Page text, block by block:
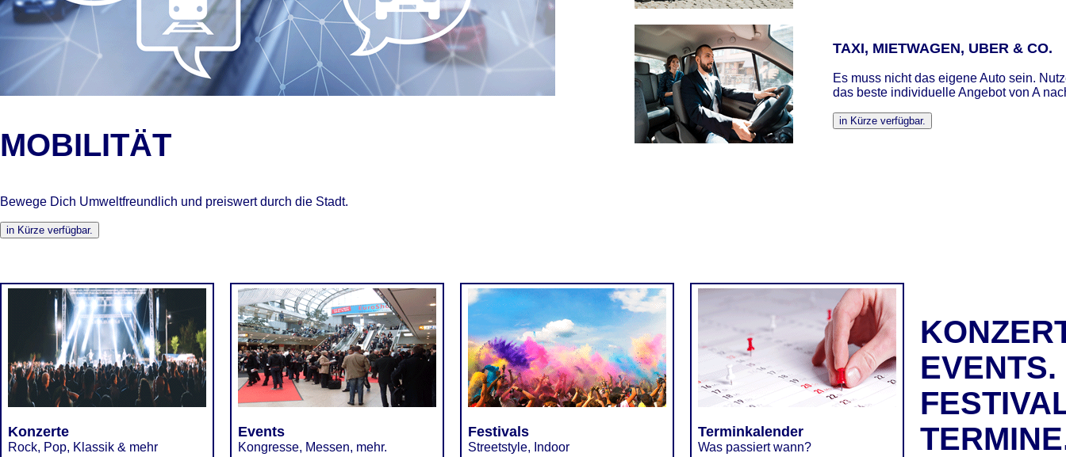
MOBILITÄT
Bewege Dich Umweltfreundlich und preiswert durch die Stadt.
TAXI, MIETWAGEN, UBER & CO.
Es muss nicht das eigene Auto sein.
das beste individuelle Angebot von A
Konzerte
Rock, Pop, Klassik & mehr
Events
Kongresse, Messen, mehr.
Festivals
Streetstyle, Indoor
Terminkalender
Was passiert wann?
EVENTS.